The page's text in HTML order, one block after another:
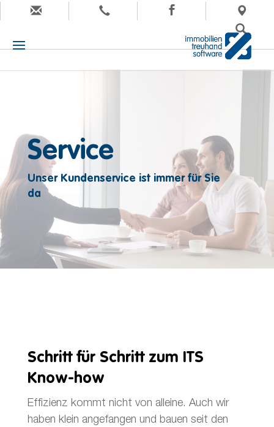
Service
Unser Kundenservice ist immer für Sie
da
Schritt für Schritt zum ITS
Know-how
Effizienz kommt nicht von alleine. Auch wir
haben klein angefangen und bauen seit den